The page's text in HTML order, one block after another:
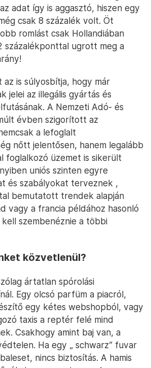
adat így is aggasztó, hiszen egy
csak 8 százalék volt. Öt
romlást csak Hollandiában
százalékponttal ugrott meg a
az is súlyosbítja, hogy már
jelei az illegális gyártás és
A Nemzeti Adó- és
évben szigorított az
a lefoglalt
nőtt jelentősen, hanem legalább
foglalkozó üzemet is sikerült
uniós szinten egyre
és szabályokat terveznek ,
bemutatott trendek alapján
vagy a francia példához hasonló
szembenéznie a többi
közvetlenül?
ártatlan spórolási
Egy olcsó parfüm a piacról,
egy kétes webshopból, vagy
taxis a reptér felé mind
Csakhogy amint baj van, a
Ha egy „ schwarz” fuvar
nincs biztosítás. A hamis